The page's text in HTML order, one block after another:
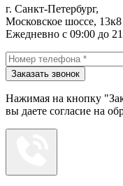
г. Санкт-Петербург,
Московское шоссе, 13к8
Ежедневно с 09:00 до
Заказать звонок
Нажимая на кнопку
вы даете согласие на